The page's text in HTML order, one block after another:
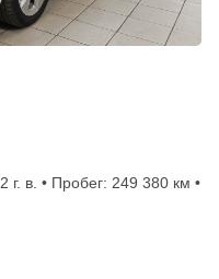
г. в. • Пробег: 249 380 км •